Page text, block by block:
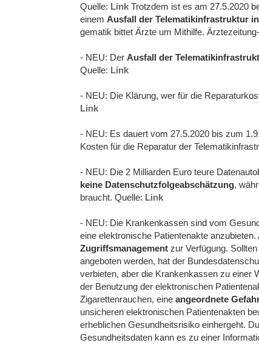
Quelle: Link Trotzdem ist es am 27.5.2020
einem Ausfall der Telematikinfrastruktur in
gematik bittet Ärzte um Mithilfe.
- NEU: Der Ausfall der
Quelle: Link
- NEU: Die Klärung, wer für die
Link
- NEU: Es dauert vom 27.5.2020 bis zum
Kosten für die Reparatur der
- NEU: Die 2 Milliarden Euro teure
keine Datenschutzfolgeabschätzung,
braucht. Quelle: Link
- NEU: Die Krankenkassen sind vom
eine elektronische Patientenakte anzubieten.
Zugriffsmanagement zur Verfügung.
angeboten werden, hat der
verbieten, aber die Krankenkassen zu einer
der Benutzung der elektronischen
Zigarettenrauchen, eine angeordnete
unsicheren elektronischen Patientenakten
erheblichen Gesundheitsrisiko einhergeht.
Gesundheitsdaten kann es zu einer